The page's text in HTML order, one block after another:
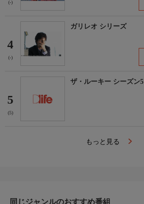
(-)
4
(-)
ガリレオ シリーズ
5
(5)
ザ・ルーキー シーズン5
もっと見る
同じジャンルのおすすめ番組